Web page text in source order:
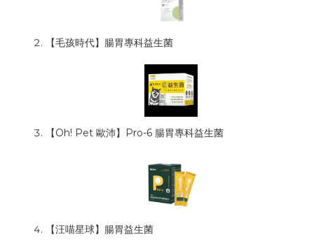
【毛孩時代】腸胃專科益生菌
【Oh! Pet 歐沛】Pro-6 腸胃專科益生菌
【汪喵星球】腸胃益生菌